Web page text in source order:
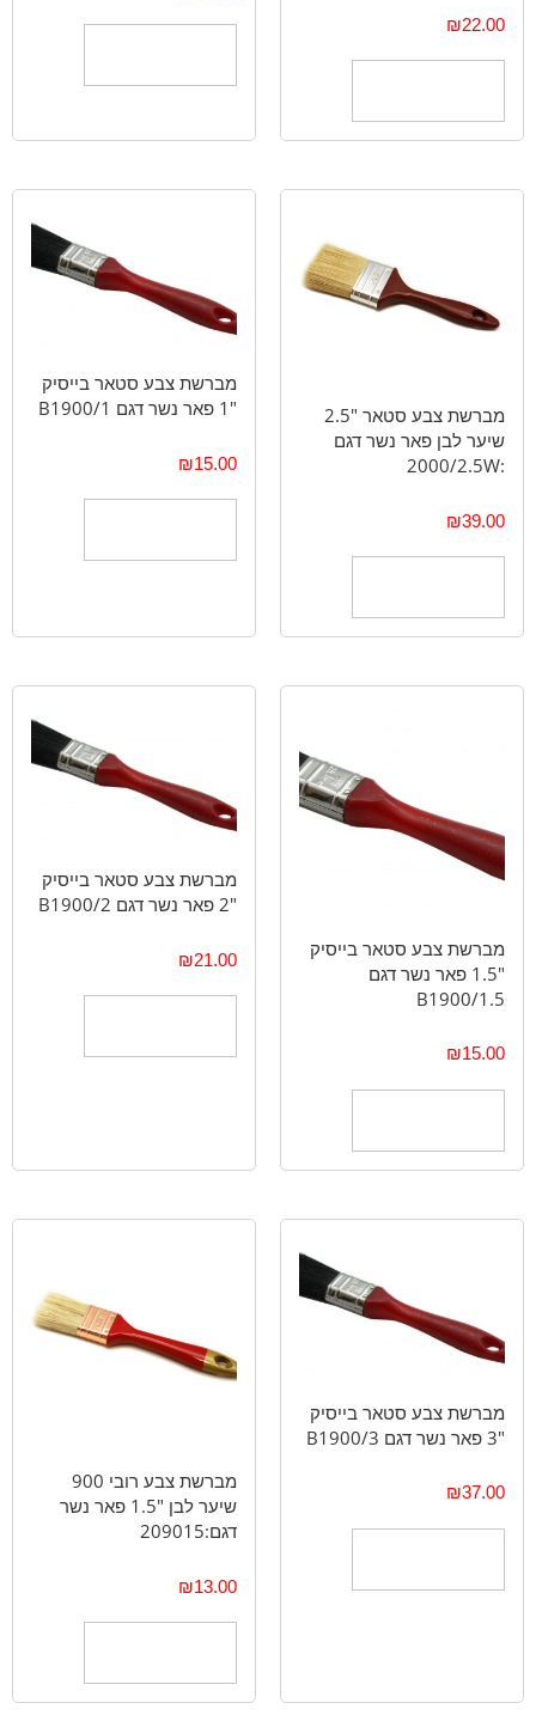
₪22.00
מברשת צבע סטאר "2.5
שיער לבן פאר נשר דגם
:2000/2.5W
₪39.00
מברשת צבע סטאר בייסיק
"1 פאר נשר דגם B1900/1
₪15.00
מברשת צבע סטאר בייסיק
"1.5 פאר נשר דגם
B1900/1.5
₪15.00
מברשת צבע סטאר בייסיק
"2 פאר נשר דגם B1900/2
₪21.00
מברשת צבע סטאר בייסיק
"3 פאר נשר דגם B1900/3
₪37.00
מברשת צבע רובי 900
שיער לבן "1.5 פאר נשר
דגם:209015
₪13.00